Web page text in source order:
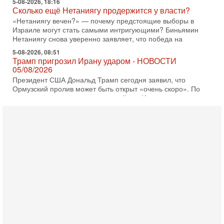
Сколько ещё Нетаниягу продержится у власти?
«Нетаниягу вечен?» — почему предстоящие выборы в
Израиле могут стать самыми интригующими? Биньямин
Нетаниягу снова уверенно заявляет, что победа на
5-08-2026, 08:51
Трамп пригрозил Ирану ударом - НОВОСТИ
05/08/2026
Президент США Дональд Трамп сегодня заявил, что
Ормузский пролив может быть открыт «очень скоро». По
его словам, если этого не произойдет, Иран ждет